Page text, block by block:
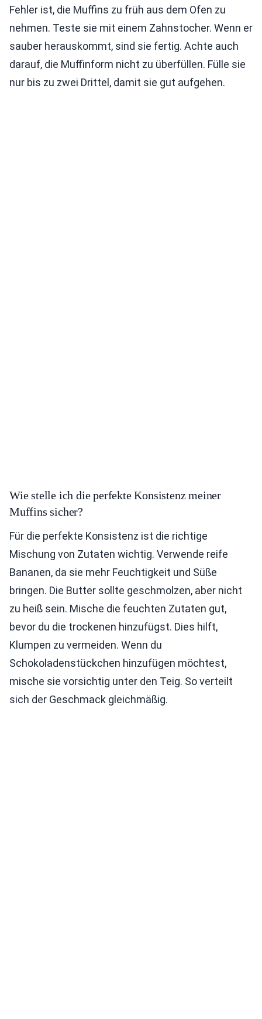
Fehler ist, die Muffins zu früh aus dem Ofen zu
nehmen. Teste sie mit einem Zahnstocher. Wenn er
sauber herauskommt, sind sie fertig. Achte auch
darauf, die Muffinform nicht zu überfüllen. Fülle sie
nur bis zu zwei Drittel, damit sie gut aufgehen.
Wie stelle ich die perfekte Konsistenz meiner
Muffins sicher?
Für die perfekte Konsistenz ist die richtige
Mischung von Zutaten wichtig. Verwende reife
Bananen, da sie mehr Feuchtigkeit und Süße
bringen. Die Butter sollte geschmolzen, aber nicht
zu heiß sein. Mische die feuchten Zutaten gut,
bevor du die trockenen hinzufügst. Dies hilft,
Klumpen zu vermeiden. Wenn du
Schokoladenstückchen hinzufügen möchtest,
mische sie vorsichtig unter den Teig. So verteilt
sich der Geschmack gleichmäßig.